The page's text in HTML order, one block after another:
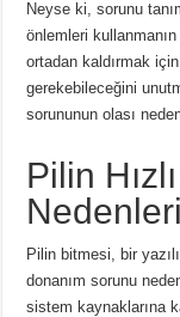
Neyse ki, sorunu
önlemleri
ortadan kaldırmak
gerekebileceğini
sorununun olası
Pilin
Nedenleri
Pilin bitmesi, bir
donanım sorunu
sistem kaynaklarına